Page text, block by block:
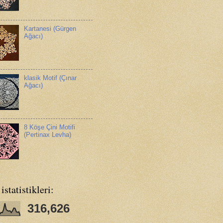
Kartanesi (Gürgen
Ağacı)
klasik Motif (Çınar
Ağacı)
8 Köşe Çini Motifi
(Pertinax Levha)
316,626